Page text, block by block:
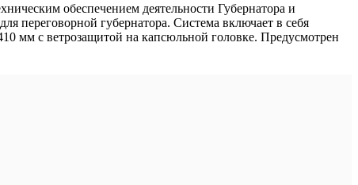
обеспечением деятельности Губернатора и
переговорной губернатора. Система включает в себя
мм с ветрозащитой на капсюльной головке. Предусмотрен